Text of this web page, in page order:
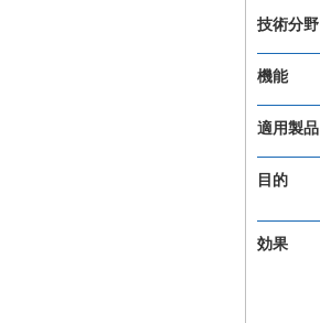
技術分野
機能
適用製品
目的
効果